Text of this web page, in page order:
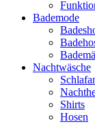
Bademode
Nachtwäsche
Shirts
Hosen